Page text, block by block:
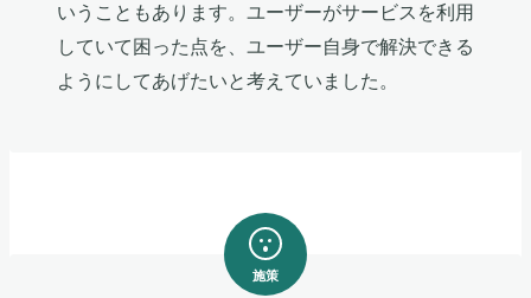
いうこともあります。ユーザーがサービスを利用
していて困った点を、ユーザー自身で解決できる
ようにしてあげたいと考えていました。
施策